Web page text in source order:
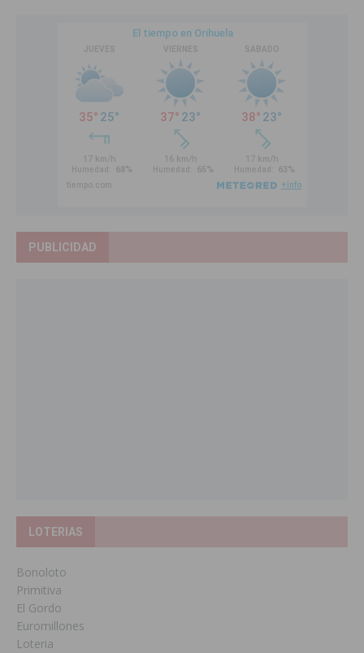
PUBLICIDAD
LOTERIAS
Bonoloto
Primitiva
El Gordo
Euromillones
Loteria